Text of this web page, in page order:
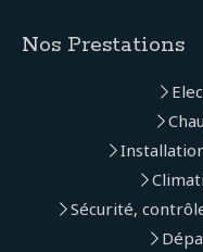
Nos Prestations
Sécurité,